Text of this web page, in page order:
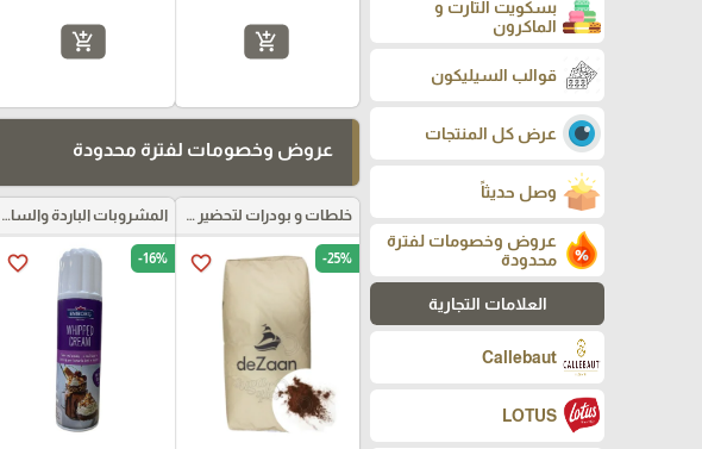
بسكويت التارت و
الماكرون
قوالب السيليكون
عرض كل المنتجات
وصل حديثاً
عروض وخصومات لفترة
محدودة
العلامات التجارية
Callebaut
LOTUS
add_shopping_cart
add_shopping_cart
عروض وخصومات لفترة محدودة
خلطات و بودرات لتحضير العجائن
favorite_border -25%
المشروبات الباردة والساخنة ومركزات الموهيتو
favorite_border -16%